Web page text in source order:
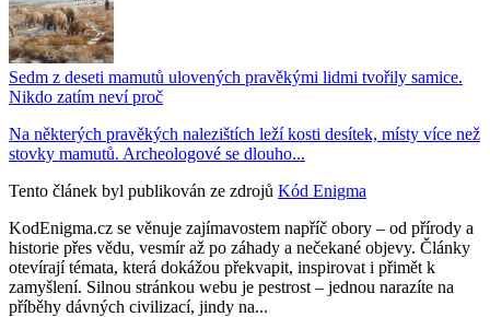
Sedm z deseti mamutů ulovených pravěkými lidmi tvořily samice.
Nikdo zatím neví proč
Na některých pravěkých nalezištích leží kosti desítek, místy více než
stovky mamutů. Archeologové se dlouho...
Tento článek byl publikován ze zdrojů Kód Enigma
KodEnigma.cz se věnuje zajímavostem napříč obory – od přírody a
historie přes vědu, vesmír až po záhady a nečekané objevy. Články
otevírají témata, která dokážou překvapit, inspirovat i přimět k
zamyšlení. Silnou stránkou webu je pestrost – jednou narazíte na
příběhy dávných civilizací, jindy na...